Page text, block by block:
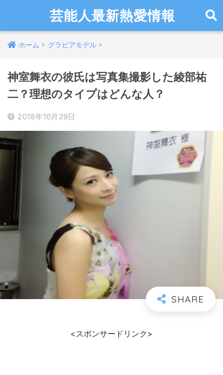
芸能人最新熱愛情報
ホーム グラビアモデル
神室舞衣の彼氏は写真集撮影した綾部祐
二？理想のタイプはどんな人？
2018年10月29日
<スポンサードリンク>